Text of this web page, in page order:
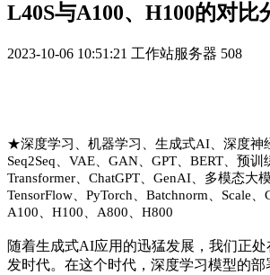
L40S与A100、H100的对比
2023-10-06 10:51:21 工作站服务器 508
★深度学习、机器学习、生成式AI、深度神
Seq2Seq、VAE、GAN、GPT、BERT、预训
Transformer、ChatGPT、GenAI、多模态大
TensorFlow、PyTorch、Batchnorm、Scale、
A100、H100、A800、H800
随着生成式AI应用的迅猛发展，我们正
发时代。在这个时代，深度学习模型的